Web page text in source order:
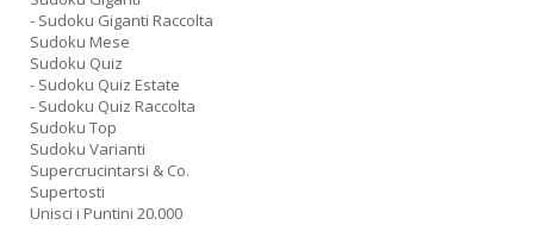
- Sudoku Giganti Raccolta
Sudoku Mese
Sudoku Quiz
- Sudoku Quiz Estate
- Sudoku Quiz Raccolta
Sudoku Top
Sudoku Varianti
Supercrucintarsi & Co.
Supertosti
Unisci i Puntini 20.000